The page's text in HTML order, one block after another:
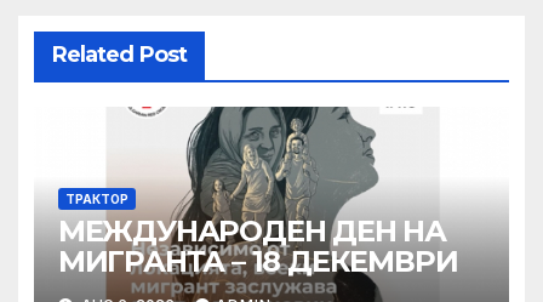
Related Post
ТРАКТОР
МЕЖДУНАРОДЕН ДЕН НА
МИГРАНТА – 18 ДЕКЕМВРИ